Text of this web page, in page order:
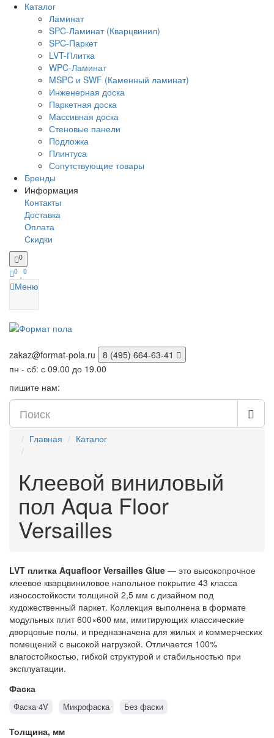
Каталог
Ламинат
SPC-Ламинат (Кварцвинил)
SPC-Паркет
LVT-Плитка
WPC-Ламинат
MSPC и SWF (Каменный ламинат)
Инженерная доска
Паркетная доска
Массивная доска
Стеновые панели
Подложка
Плинтуса
Сопутствующие товары
Бренды
Информация
Контакты
Доставка
Оплата
Скидки
0
0 0
Меню
zakaz@format-pola.ru
8 (495) 664-63-41
пн - сб: с 09.00 до 19.00
пишите нам:
Главная Каталог
Клеевой виниловый
пол Aqua Floor
Versailles
LVT плитка Aquafloor Versailles Glue — это высокопрочное
клеевое кварцвиниловое напольное покрытие 43 класса
износостойкости толщиной 2,5 мм с дизайном под
художественный паркет. Коллекция выполнена в формате
модульных плит 600×600 мм, имитирующих классические
дворцовые полы, и предназначена для жилых и коммерческих
помещений с высокой нагрузкой. Отличается 100%
влагостойкостью, гибкой структурой и стабильностью при
эксплуатации.
Фаска
Фаска 4V Микрофаска Без фаски
Толщина, мм